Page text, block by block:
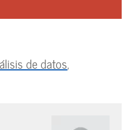
de datos,